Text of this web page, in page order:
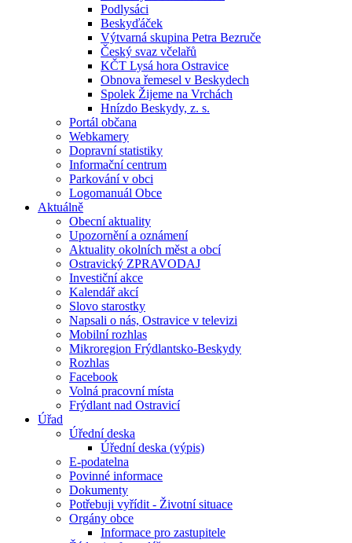
Podlysáci
Beskyďáček
Výtvarná skupina Petra Bezruče
Český svaz včelařů
KČT Lysá hora Ostravice
Obnova řemesel v Beskydech
Spolek Žijeme na Vrchách
Hnízdo Beskydy, z. s.
Portál občana
Webkamery
Dopravní statistiky
Informační centrum
Parkování v obci
Logomanuál Obce
Aktuálně
Obecní aktuality
Upozornění a oznámení
Aktuality okolních měst a obcí
Ostravický ZPRAVODAJ
Investiční akce
Kalendář akcí
Slovo starostky
Napsali o nás, Ostravice v televizi
Mobilní rozhlas
Mikroregion Frýdlantsko-Beskydy
Rozhlas
Facebook
Volná pracovní místa
Frýdlant nad Ostravicí
Úřad
Úřední deska
Úřední deska (výpis)
E-podatelna
Povinné informace
Dokumenty
Potřebuji vyřídit - Životní situace
Orgány obce
Informace pro zastupitele